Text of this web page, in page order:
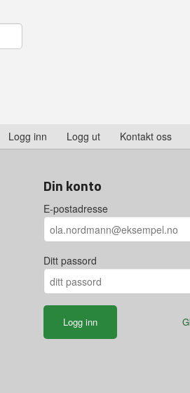
Logg inn Logg ut Kontakt oss
Din konto
E-postadresse
Ditt passord